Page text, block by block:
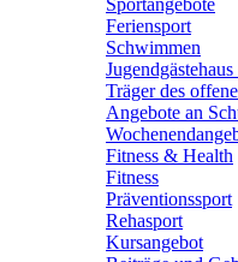
Sportangebote
Feriensport
Schwimmen
Träger des
Angebote an
Fitness & Health
Fitness
Präventionssport
Rehasport
Kursangebot